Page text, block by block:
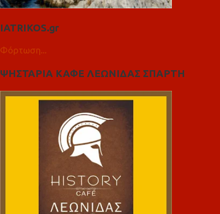
IATRIKOS.gr
Φόρτωση...
ΨΗΣΤΑΡΙΑ ΚΑΦΕ ΛΕΩΝΙΔΑΣ ΣΠΑΡΤΗ